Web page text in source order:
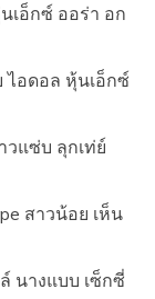
เอ็กซ์ ออร่า อก
ไอดอล หุ้นเอ็กซ์
วแซ่บ ลุกเท่ย์
สาวน้อย เห็น
นางแบบ เซ็กซี่